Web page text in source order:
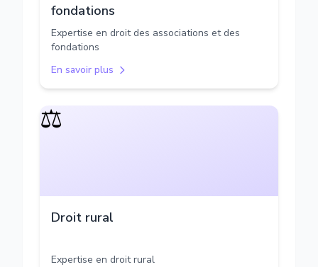
fondations
Expertise en droit des associations et des
fondations
En savoir plus
⚖️
Droit rural
Expertise en droit rural